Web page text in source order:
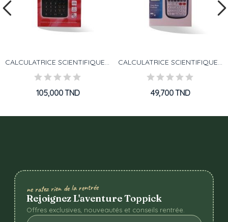
105,000 TND 49,700 TND
ne ratez rien de la rentrée
Rejoignez L'aventure Toppick
Offres exclusives, nouveautés et conseils rentrée.